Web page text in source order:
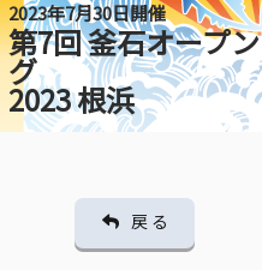
2023年7月30日開催
第7回 釜石オープ
グ
2023 根浜
戻 る